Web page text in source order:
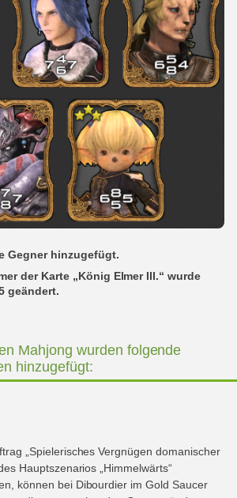
Gegner hinzugefügt.
der Karte „König Elmer III.“ wurde
geändert.
Mahjong wurden folgende
hinzugefügt:
„Spielerisches Vergnügen domanischer
Hauptszenarios „Himmelwärts“
können bei Dibourdier im Gold Saucer